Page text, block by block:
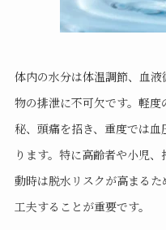
体内の水分は体温調節、血
物の排泄に不可欠です。軽
秘、頭痛を招き、重度では
ります。特に高齢者や小児
動時は脱水リスクが高まるた
工夫することが重要です。